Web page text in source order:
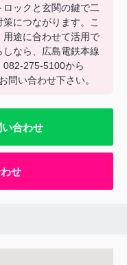
ックと玄関の鍵で二
につながります。こ
途に合わせて活用で
なら、広島電鉄本線
082-275-5100から
問い合わせ下さい。
合わせ
せ